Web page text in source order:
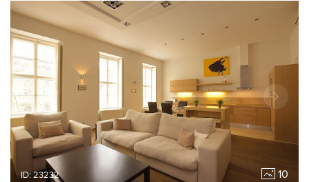
ID: 23232 10